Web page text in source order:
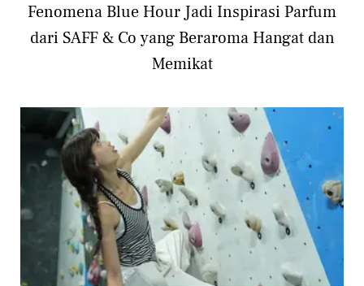
Fenomena Blue Hour Jadi Inspirasi Parfum
dari SAFF & Co yang Beraroma Hangat dan
Memikat